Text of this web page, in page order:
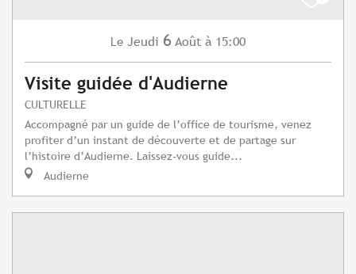
Le Jeudi 6 Août à 15:00
Visite guidée d'Audierne
CULTURELLE
Accompagné par un guide de l’office de tourisme, venez
profiter d’un instant de découverte et de partage sur
l’histoire d’Audierne. Laissez-vous guide...
Audierne